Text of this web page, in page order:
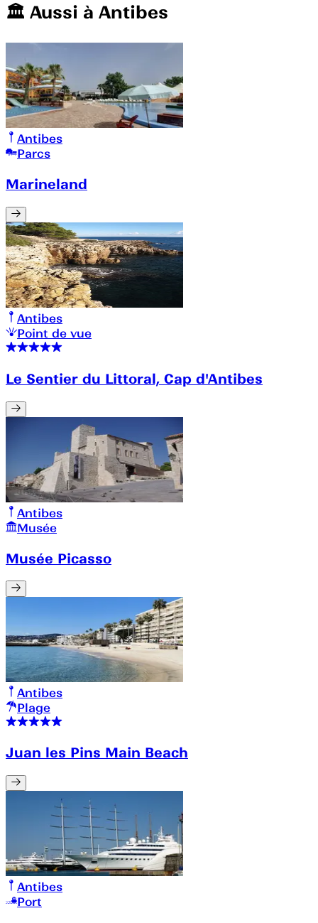
🏛️️ Aussi à Antibes
Antibes
Parcs
Marineland
Antibes
Point de vue
Le Sentier du Littoral, Cap d'Antibes
Antibes
Musée
Musée Picasso
Antibes
Plage
Juan les Pins Main Beach
Antibes
Port